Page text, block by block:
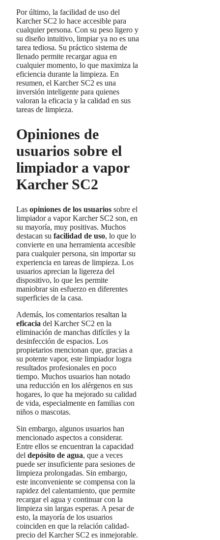
Por último, la facilidad de uso del
Karcher SC2 lo hace accesible para
cualquier persona. Con su peso ligero y
su diseño intuitivo, limpiar ya no es una
tarea tediosa. Su práctico sistema de
llenado permite recargar agua en
cualquier momento, lo que maximiza la
eficiencia durante la limpieza. En
resumen, el Karcher SC2 es una
inversión inteligente para quienes
valoran la eficacia y la calidad en sus
tareas de limpieza.
Opiniones de
usuarios sobre el
limpiador a vapor
Karcher SC2
Las opiniones de los usuarios sobre el
limpiador a vapor Karcher SC2 son, en
su mayoría, muy positivas. Muchos
destacan su facilidad de uso, lo que lo
convierte en una herramienta accesible
para cualquier persona, sin importar su
experiencia en tareas de limpieza. Los
usuarios aprecian la ligereza del
dispositivo, lo que les permite
maniobrar sin esfuerzo en diferentes
superficies de la casa.
Además, los comentarios resaltan la
eficacia del Karcher SC2 en la
eliminación de manchas difíciles y la
desinfección de espacios. Los
propietarios mencionan que, gracias a
su potente vapor, este limpiador logra
resultados profesionales en poco
tiempo. Muchos usuarios han notado
una reducción en los alérgenos en sus
hogares, lo que ha mejorado su calidad
de vida, especialmente en familias con
niños o mascotas.
Sin embargo, algunos usuarios han
mencionado aspectos a considerar.
Entre ellos se encuentran la capacidad
del depósito de agua, que a veces
puede ser insuficiente para sesiones de
limpieza prolongadas. Sin embargo,
este inconveniente se compensa con la
rapidez del calentamiento, que permite
recargar el agua y continuar con la
limpieza sin largas esperas. A pesar de
esto, la mayoría de los usuarios
coinciden en que la relación calidad-
precio del Karcher SC2 es inmejorable.